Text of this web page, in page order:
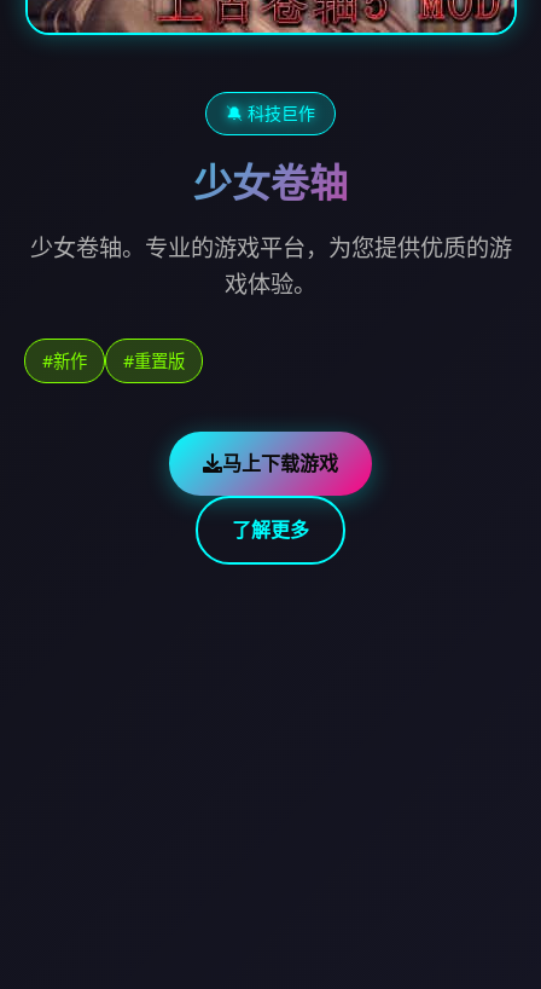
🔕 科技巨作
少女卷轴
少女卷轴。专业的游戏平台，为您提供优质的游
戏体验。
#新作 #重置版
马上下载游戏
了解更多